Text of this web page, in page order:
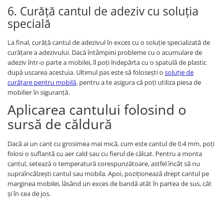
6. Curăță cantul de adeziv cu soluția
specială
La final, curăță cantul de adezivul în exces cu o soluție specializată de
curățare a adezivului. Dacă întâmpini probleme cu o acumulare de
adeziv într-o parte a mobilei, îl poți îndepărta cu o spatulă de plastic
după uscarea acestuia. Ultimul pas este să folosești o soluție de
curățare pentru mobilă, pentru a te asigura că poți utiliza piesa de
mobilier în siguranță.
Aplicarea cantului folosind o
sursă de căldură
Dacă ai un cant cu grosimea mai mică, cum este cantul de 0.4 mm, poți
folosi o suflantă cu aer cald sau cu fierul de călcat. Pentru a monta
cantul, setează o temperatură corespunzătoare, astfel încât să nu
supraîncălzești cantul sau mobila. Apoi, poziționează drept cantul pe
marginea mobilei, lăsând un exces de bandă atât în partea de sus, cât
și în cea de jos.